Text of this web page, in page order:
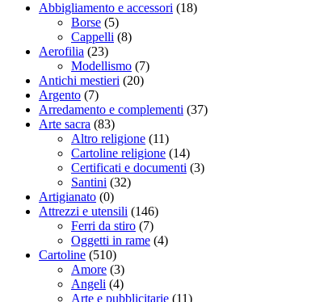
Abbigliamento e accessori (18)
Borse (5)
Cappelli (8)
Aerofilia (23)
Modellismo (7)
Antichi mestieri (20)
Argento (7)
Arredamento e complementi (37)
Arte sacra (83)
Altro religione (11)
Cartoline religione (14)
Certificati e documenti (3)
Santini (32)
Artigianato (0)
Attrezzi e utensili (146)
Ferri da stiro (7)
Oggetti in rame (4)
Cartoline (510)
Amore (3)
Angeli (4)
Arte e pubblicitarie (11)